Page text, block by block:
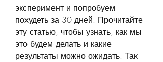
эксперимент и попробуем
похудеть за 30 дней. Прочитайте
эту статью, чтобы узнать, как мы
это будем делать и какие
результаты можно ожидать. Так